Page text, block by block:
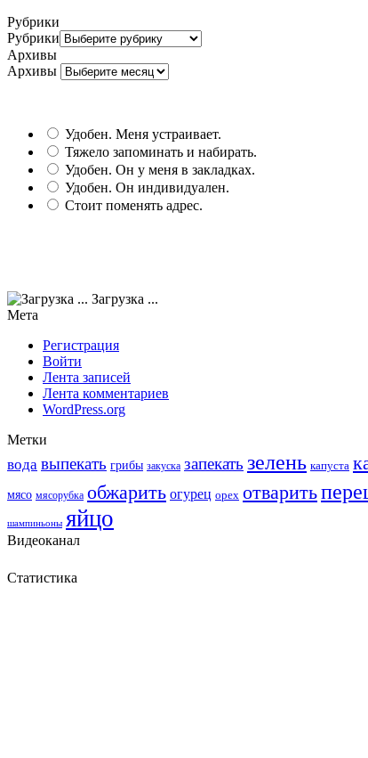
Рубрики
Рубрики
Архивы
Архивы
Удобен. Меня устраивает.
Тяжело запоминать и набирать.
Удобен. Он у меня в закладках.
Удобен. Он индивидуален.
Стоит поменять адрес.
Загрузка ...
Мета
Регистрация
Войти
Лента записей
Лента комментариев
WordPress.org
Метки
вода выпекать грибы закуска запекать зелень капуста
мясо мясорубка обжарить огурец орех отварить
шампиньоны яйцо
Видеоканал
Статистика